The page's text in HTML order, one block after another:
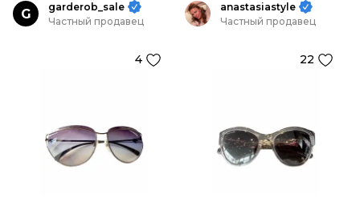
G
garderob_sale
Частный продавец
4
anastasiastyle
Частный продавец
22